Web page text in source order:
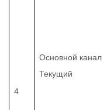
4
Основной канал
Текущий